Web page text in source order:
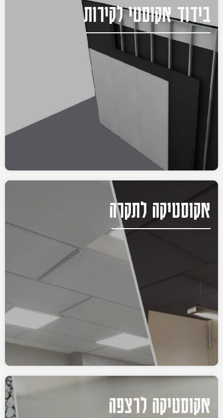
בידוד אקוסטי לקירות
אקוסטיקה לתקרה
אקוסטיקה לרצפה